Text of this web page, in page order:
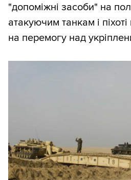
"допоміжні засоби" на
атакуючим танкам і
на перемогу над